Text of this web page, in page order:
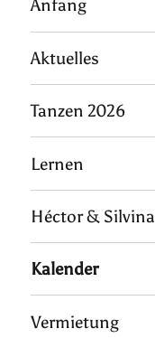
Anfang
Aktuelles
Tanzen 2026
Lernen
Héctor & Silvina
Kalender
Vermietung